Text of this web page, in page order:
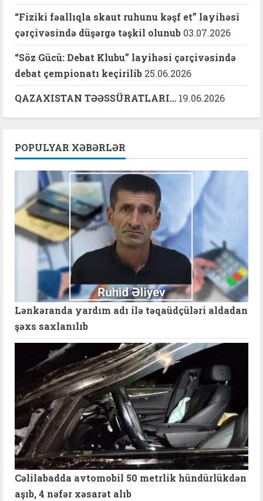
“Fiziki fəallıqla skaut ruhunu kəşf et” layihəsi
çərçivəsində düşərgə təşkil olunub 03.07.2026
“Söz Gücü: Debat Klubu” layihəsi çərçivəsində
debat çempionatı keçirilib 25.06.2026
QAZAXISTAN TƏƏSSÜRATLARI… 19.06.2026
POPULYAR XƏBƏRLƏR
Lənkəranda yardım adı ilə təqaüdçüləri aldadan
şəxs saxlanılıb
Cəlilabadda avtomobil 50 metrlik hündürlükdən
aşıb, 4 nəfər xəsarət alıb